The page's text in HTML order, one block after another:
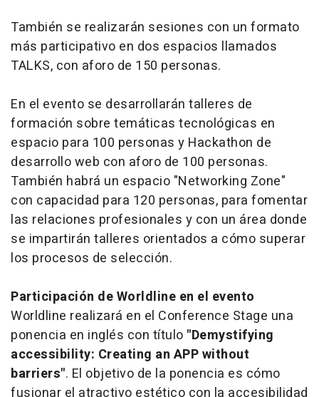
También se realizarán sesiones con un formato
más participativo en dos espacios llamados
TALKS, con aforo de 150 personas.
En el evento se desarrollarán talleres de
formación sobre temáticas tecnológicas en
espacio para 100 personas y Hackathon de
desarrollo web con aforo de 100 personas.
También habrá un espacio "Networking Zone"
con capacidad para 120 personas, para fomentar
las relaciones profesionales y con un área donde
se impartirán talleres orientados a cómo superar
los procesos de selección.
Participación de Worldline en el evento
Worldline realizará en el Conference Stage una
ponencia en inglés con título "Demystifying
accessibility: Creating an APP without
barriers". El objetivo de la ponencia es cómo